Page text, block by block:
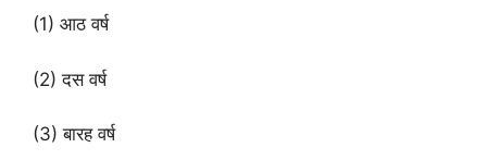
(1) आठ वर्ष
(2) दस वर्ष
(3) बारह वर्ष